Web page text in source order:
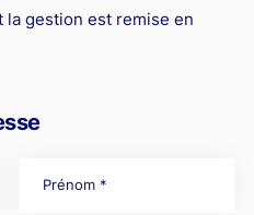
la gestion est remise en